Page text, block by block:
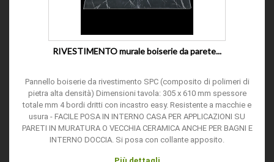
RIVESTIMENTO murale boiserie da parete...
Pannello boiserie da rivestimento SPC (composito di polimeri di
pietra alta densità) Dimensioni tavola: 305 x 610 mm spessore
totale mm 4 bordi dritti con incastro easy. Resistente a macchie e
usura - FACILE POSA IN INTERNO CASA PER APPLICAZIONI SU
PARETI IN MURATURA O VECCHIA CERAMICA ANCHE PER BAGNI E
INTERNO DOCCIA. Si posa con collante apposito.